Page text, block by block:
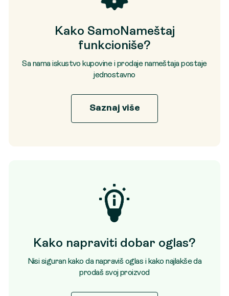
Kako SamoNameštaj
funkcioniše?
Sa nama iskustvo kupovine i prodaje nameštaja postaje
jednostavno
Saznaj više
Kako napraviti dobar oglas?
Nisi siguran kako da napraviš oglas i kako najlakše da
prodaš svoj proizvod